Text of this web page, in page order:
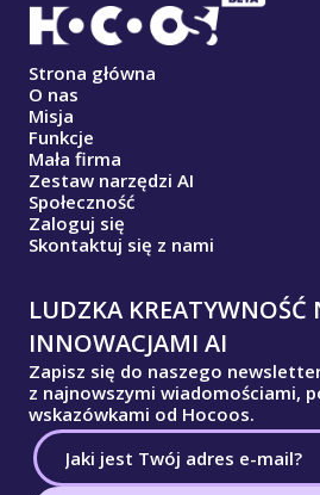
Strona główna
O nas
Misja
Funkcje
Mała firma
Zestaw narzędzi AI
Społeczność
Zaloguj się
Skontaktuj się z nami
LUDZKA KREATYWNOŚĆ
INNOWACJAMI AI
Zapisz się do naszego
z najnowszymi wiadomościami,
wskazówkami od Hocoos.